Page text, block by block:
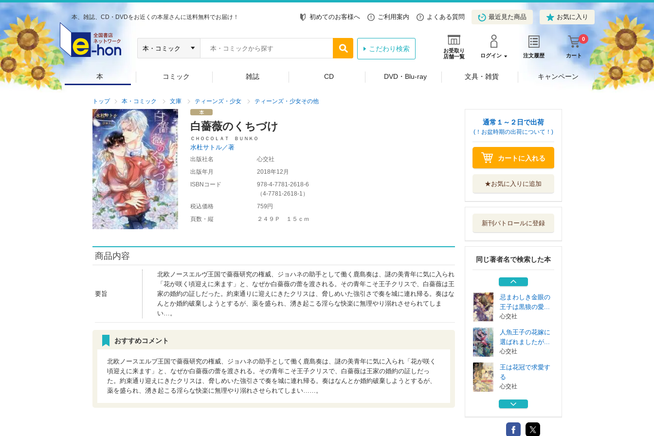
本、雑誌、CD・DVDをお近くの本屋さんに送料無料でお届け！ 初めてのお客様へ ご利用案内 よくある質問 最近見た商品 お気に入り
お受取り
店舗一覧
ログイン 注文履歴 カート
0
こだわり検索
本 コミック 雑誌 CD DVD・Blu-ray 文具・雑貨 キャンペーン
トップ 本・コミック 文庫 ティーンズ・少女 ティーンズ・少女その他
白薔薇のくちづけ
ＣＨＯＣＯＬＡＴ ＢＵＮＫＯ
水杜サトル／著
出版社名
心交社
出版年月
2018年12月
ISBNコード
978-4-7781-2618-6
（4-7781-2618-1 ）
税込価格
759円
頁数・縦
２４９Ｐ １５ｃｍ
商品内容
要旨
北欧ノースエルヴ王国で薔薇研究の権威、ジョハネの助手として働く鹿島奏は、謎の美青年に気に入られ
「花が咲く頃迎えに来ます」と、なぜか白薔薇の蕾を渡される。その青年こそ王子クリスで、白薔薇は王
家の婚約の証しだった。約束通りに迎えにきたクリスは、脅しめいた強引さで奏を城に連れ帰る。奏はな
んとか婚約破棄しようとするが、薬を盛られ、湧き起こる淫らな快楽に無理やり溺れさせられてしま
い…。
おすすめコメント
北欧ノースエルブ王国で薔薇研究の権威、ジョハネの助手として働く鹿島奏は、謎の美青年に気に入られ「花が咲く
頃迎えに来ます」と、なぜか白薔薇の蕾を渡される。その青年こそ王子クリスで、白薔薇は王家の婚約の証しだっ
た。約束通り迎えにきたクリスは、脅しめいた強引さで奏を城に連れ帰る。奏はなんとか婚約破棄しようとするが、
薬を盛られ、湧き起こる淫らな快楽に無理やり溺れさせられてしまい……。
通常１～２日で出荷
(！お盆時期の出荷について！)
カートに入れる
★お気に入りに追加
新刊パトロールに登録
同じ著者名で検索した本
王は花冠で求愛す
る
キスの誘惑蕩ける
心交社
月夜に眠る恋の花
心交社
忌まわしき金眼の
王子は黒狼の愛...
心交社
人魚王子の花嫁に
選ばれましたが...
心交社
王は花冠で求愛す
る
心交社
キスの誘惑蕩ける
心交社